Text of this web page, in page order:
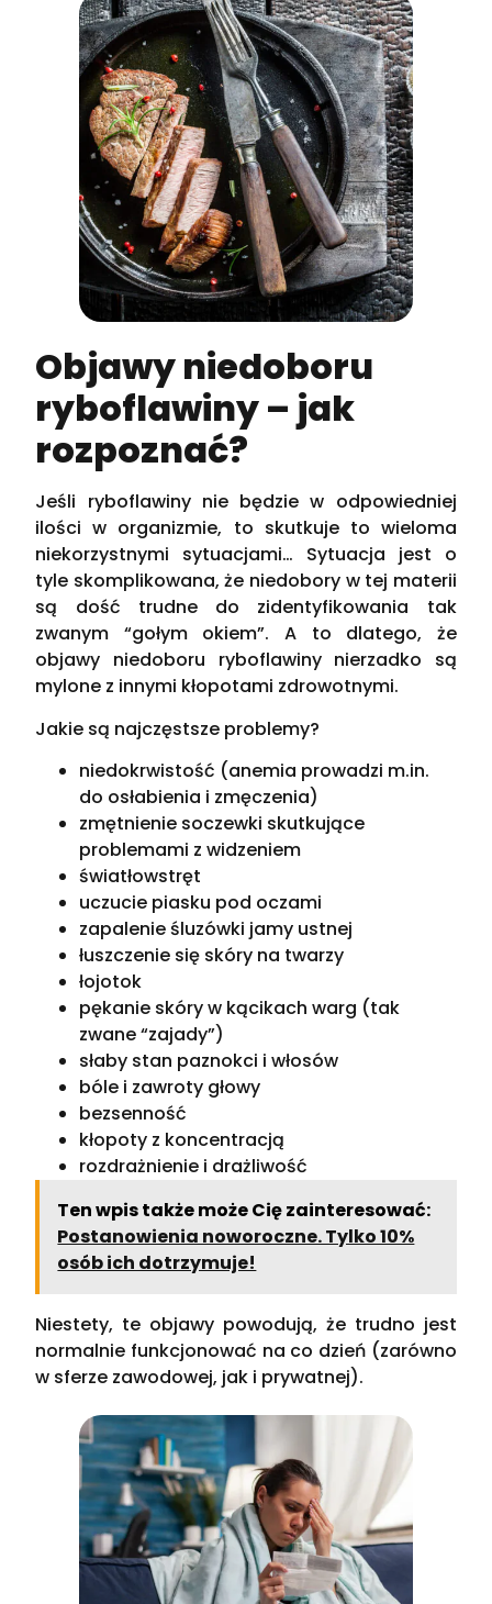
Objawy niedoboru
ryboflawiny – jak
rozpoznać?
Jeśli ryboflawiny nie będzie w odpowiedniej
ilości w organizmie, to skutkuje to wieloma
niekorzystnymi sytuacjami… Sytuacja jest o
tyle skomplikowana, że niedobory w tej materii
są dość trudne do zidentyfikowania tak
zwanym “gołym okiem”. A to dlatego, że
objawy niedoboru ryboflawiny nierzadko są
mylone z innymi kłopotami zdrowotnymi.
Jakie są najczęstsze problemy?
niedokrwistość (anemia prowadzi m.in.
do osłabienia i zmęczenia)
zmętnienie soczewki skutkujące
problemami z widzeniem
światłowstręt
uczucie piasku pod oczami
zapalenie śluzówki jamy ustnej
łuszczenie się skóry na twarzy
łojotok
pękanie skóry w kącikach warg (tak
zwane “zajady”)
słaby stan paznokci i włosów
bóle i zawroty głowy
bezsenność
kłopoty z koncentracją
rozdrażnienie i drażliwość
Ten wpis także może Cię zainteresować:
Postanowienia noworoczne. Tylko 10%
osób ich dotrzymuje!
Niestety, te objawy powodują, że trudno jest
normalnie funkcjonować na co dzień (zarówno
w sferze zawodowej, jak i prywatnej).